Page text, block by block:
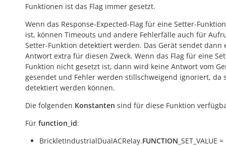
Funktionen ist das Flag immer gesetzt.
Wenn das Response-Expected-Flag für eine Setter-
ist, können Timeouts und andere Fehlerfälle auch für
Setter-Funktion detektiert werden. Das Gerät sendet dann
Antwort extra für diesen Zweck. Wenn das Flag für eine
Funktion nicht gesetzt ist, dann wird keine Antwort vom
gesendet und Fehler werden stillschweigend ignoriert, da
detektiert werden können.
Die folgenden Konstanten sind für diese Funktion
Für function_id:
BrickletIndustrialDualACRelay.FUNCTION _SET_VALUE